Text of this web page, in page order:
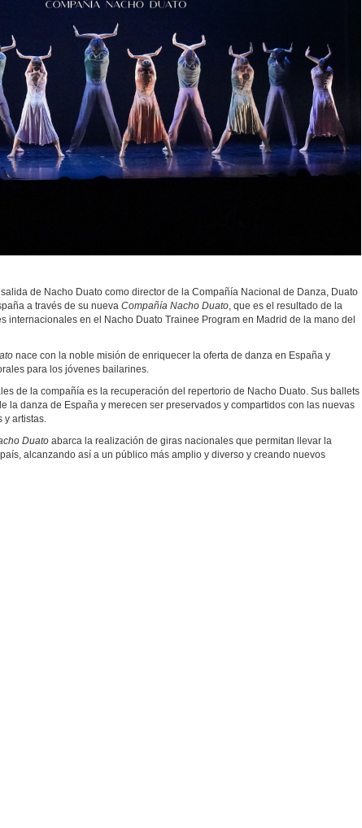
de Nacho Duato como director de la Compañía Nacional de Danza, Duato
a través de su nueva Compañía Nacho Duato, que es el resultado de la
internacionales en el Nacho Duato Trainee Program en Madrid de la mano del
nace con la noble misión de enriquecer la oferta de danza en España y
para los jóvenes bailarines.
de la compañía es la recuperación del repertorio de Nacho Duato. Sus ballets
la danza de España y merecen ser preservados y compartidos con las nuevas
y artistas.
Duato abarca la realización de giras nacionales que permitan llevar la
alcanzando así a un público más amplio y diverso y creando nuevos